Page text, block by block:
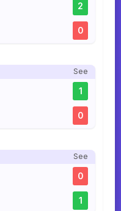
2
0
See
1
0
See
0
1